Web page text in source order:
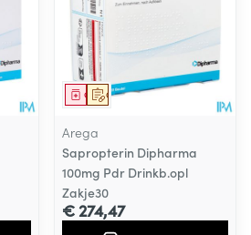
Op voorschrift
Geneesmiddel
Arega
Sapropterin Dipharma
100mg Pdr Drinkb.opl
Zakje30
€ 274,47